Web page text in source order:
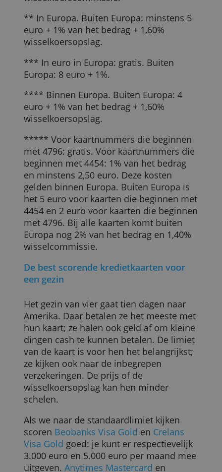
Argenta Gratis Kredietkaart
5,00 euro *
Buy Way Mastercard
0,00 euro
6,50 euro + 2,50%
Beobank Visa Internet Cashback
Beobank Visa Gold
Beobank Extra World Mastercard 5,00 euro
2,50%
Beobank Q8 World Mastercard
5,00 euro
Cofidis Mastercard
KBC Mastercard Silver
21,96 euro
1,00% (min. 5,00 euro) **
ING Visa Classic
22,00 euro 0,00 euro ***
Belfius Mastercard White 23,16 euro
5,00 euro + 1,00%
Crelan Visa Classic
24,00 euro
Keytrade Bank Visa Classic
* In euro. Andere valuta: 5 euro + 1,5%
wisselkoerscommissie.
** In Europa. Buiten Europa: minstens 5
euro + 1% van het bedrag + 1,60%
wisselkoersopslag.
*** In euro in Europa: gratis. Buiten
Europa: 8 euro + 1%.
**** Binnen Europa. Buiten Europa: 4
euro + 1% van het bedrag + 1,60%
wisselkoersopslag.
***** Voor kaartnummers die beginnen
met 4796: gratis. Voor kaartnummers die
beginnen met 4454: 1% van het bedrag
en minstens 2,50 euro. Deze kosten
gelden binnen Europa. Buiten Europa is
het 5 euro voor kaarten die beginnen
4454 en 2 euro voor kaarten die
met 4796. Bij alle kaarten komt buiten
Europa nog 2% van het bedrag en 1,40%
wisselcommissie.